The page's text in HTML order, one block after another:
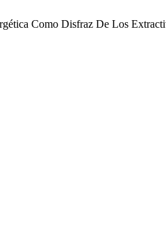
Como Disfraz De Los